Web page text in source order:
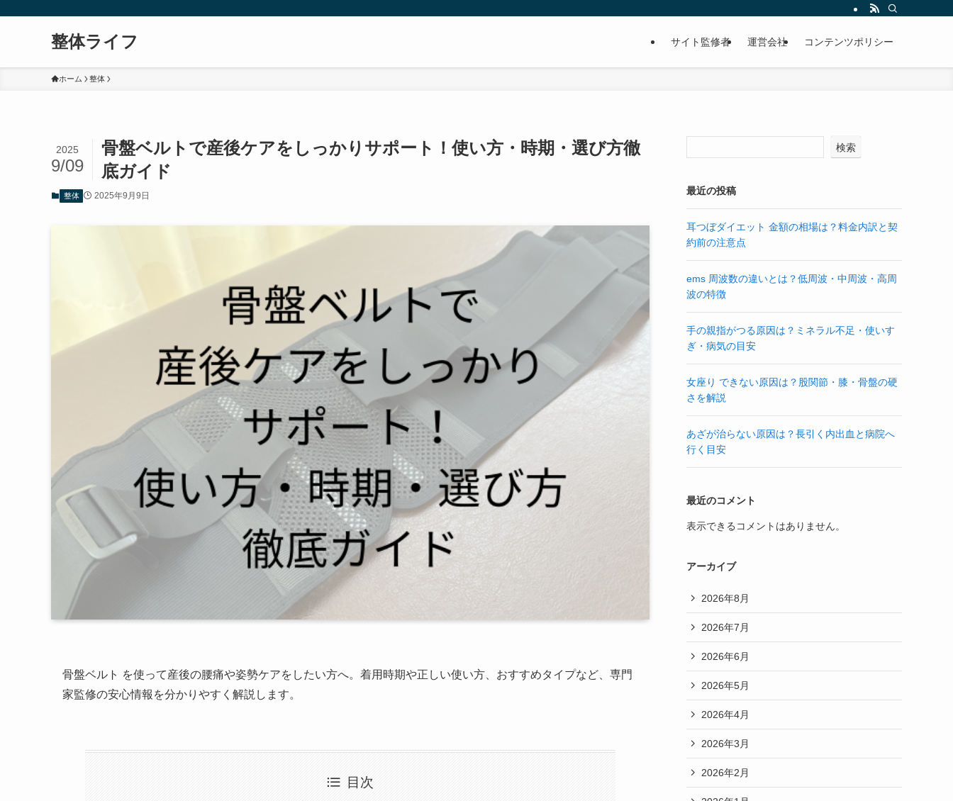
整体ライフ サイト監修者 運営会社 コンテンツポリシー
ホーム 整体
骨盤ベルトで産後ケアをしっかりサポート！使い方・時期・選び方徹
底ガイド
2025
9/09
整体 2025年9月9日
骨盤ベルト を使って産後の腰痛や姿勢ケアをしたい方へ。着用時期や正しい使い方、おすすめタイプなど、専門
家監修の安心情報を分かりやすく解説します。
目次
検索
最近の投稿
耳つぼダイエット 金額の相場は？料金内訳と契
約前の注意点
ems 周波数の違いとは？低周波・中周波・高周
波の特徴
手の親指がつる原因は？ミネラル不足・使いす
ぎ・病気の目安
女座り できない原因は？股関節・膝・骨盤の硬
さを解説
あざが治らない原因は？長引く内出血と病院へ
行く目安
最近のコメント
表示できるコメントはありません。
アーカイブ
2026年8月
2026年7月
2026年6月
2026年5月
2026年4月
2026年3月
2026年2月